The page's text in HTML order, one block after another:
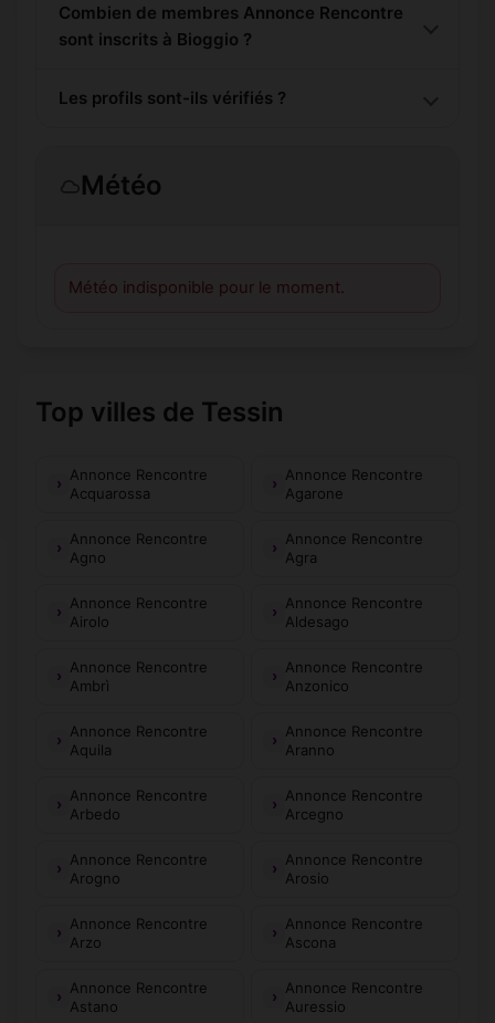
Combien de membres Annonce Rencontre
sont inscrits à Bioggio ?
Les profils sont-ils vérifiés ?
Météo
Météo indisponible pour le moment.
Top villes de Tessin
Annonce Rencontre
Acquarossa
Annonce Rencontre
Agarone
Annonce Rencontre
Agno
Annonce Rencontre
Agra
Annonce Rencontre
Airolo
Annonce Rencontre
Aldesago
Annonce Rencontre
Ambrì
Annonce Rencontre
Anzonico
Annonce Rencontre
Aquila
Annonce Rencontre
Aranno
Annonce Rencontre
Arbedo
Annonce Rencontre
Arcegno
Annonce Rencontre
Arogno
Annonce Rencontre
Arosio
Annonce Rencontre
Arzo
Annonce Rencontre
Ascona
Annonce Rencontre
Astano
Annonce Rencontre
Auressio